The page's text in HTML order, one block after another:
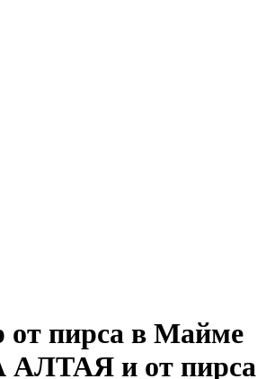
от пирса в Майме
АЛТАЯ и от пирса